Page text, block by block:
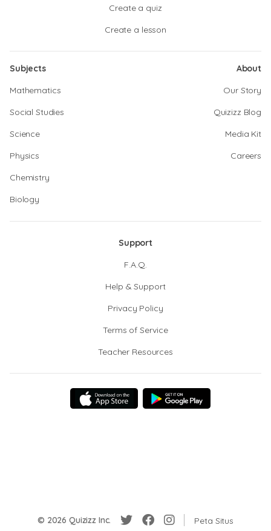
Create a quiz
Create a lesson
Subjects
Mathematics
Social Studies
Science
Physics
Chemistry
Biology
About
Our Story
Quizizz Blog
Media Kit
Careers
Support
F.A.Q.
Help & Support
Privacy Policy
Terms of Service
Teacher Resources
© 2026 Quizizz Inc. Peta Situs